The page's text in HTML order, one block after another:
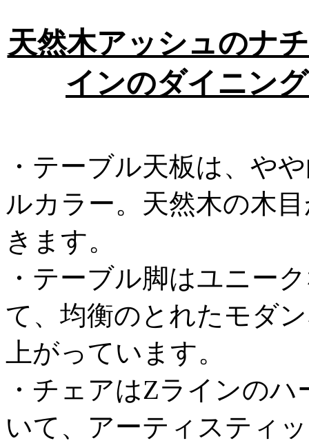
天然木アッシュのナ
インのダイニン
・テーブル天板は、や
ルカラー。天然木の木
きます。
・テーブル脚はユニー
て、均衡のとれたモダ
上がっています。
・チェアはZラインの
いて、アーティスティ